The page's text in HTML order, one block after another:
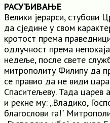
РАСУЂИВАЊЕ
Велики јерарси, стубови
да сједине у свом
кротост према
одлучност према
недеље, после свете
митрополиту Филипу да
се правио да не види
Спаситељеву. Тада царев
и рекне му: „Владико,
благослови га!“